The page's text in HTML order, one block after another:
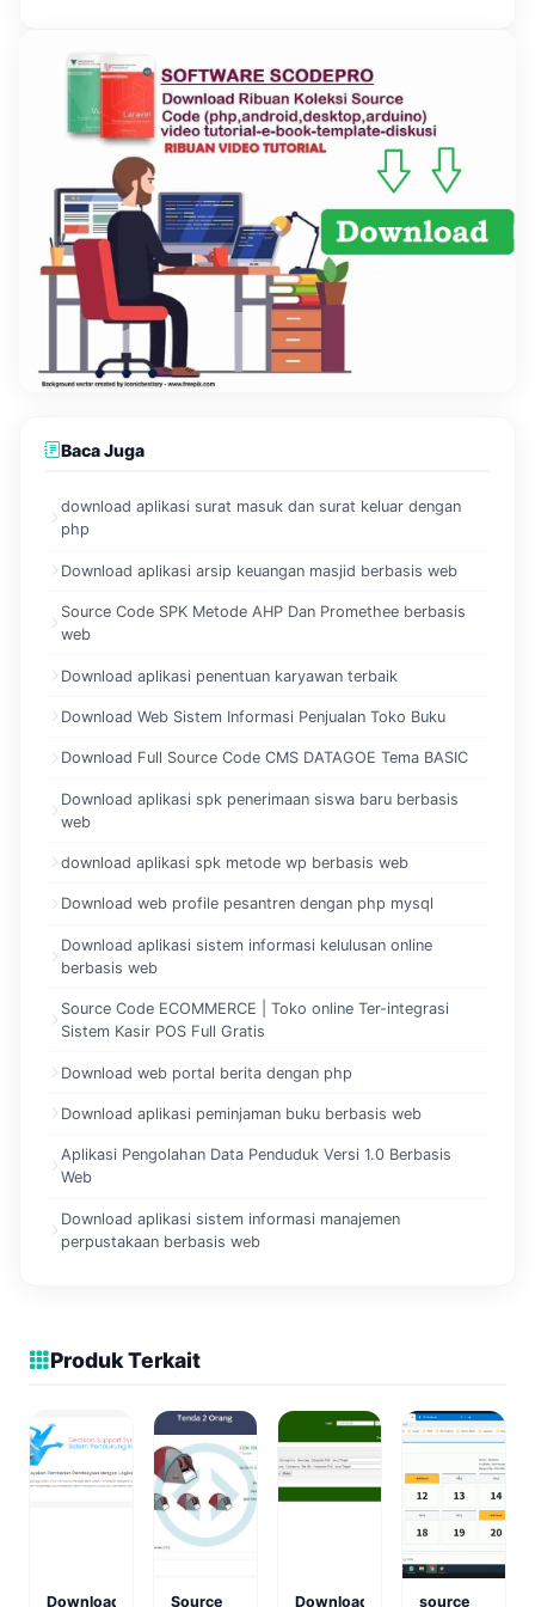
Baca Juga
download aplikasi surat masuk dan surat keluar dengan
php
Download aplikasi arsip keuangan masjid berbasis web
Source Code SPK Metode AHP Dan Promethee berbasis
web
Download aplikasi penentuan karyawan terbaik
Download Web Sistem Informasi Penjualan Toko Buku
Download Full Source Code CMS DATAGOE Tema BASIC
Download aplikasi spk penerimaan siswa baru berbasis
web
download aplikasi spk metode wp berbasis web
Download web profile pesantren dengan php mysql
Download aplikasi sistem informasi kelulusan online
berbasis web
Source Code ECOMMERCE | Toko online Ter-integrasi
Sistem Kasir POS Full Gratis
Download web portal berita dengan php
Download aplikasi peminjaman buku berbasis web
Aplikasi Pengolahan Data Penduduk Versi 1.0 Berbasis
Web
Download aplikasi sistem informasi manajemen
perpustakaan berbasis web
Produk Terkait
Download
Source
Download
source